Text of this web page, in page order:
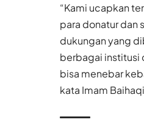
“Kami ucapkan
para donatur dan
dukungan yang
berbagai institusi
bisa menebar
kata Imam